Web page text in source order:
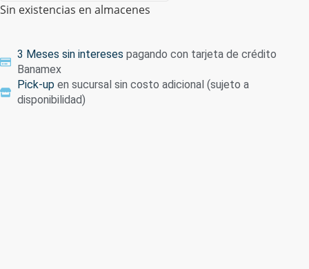
Sin existencias en almacenes
3 Meses sin intereses pagando con tarjeta de crédito
Banamex
Pick-up en sucursal sin costo adicional (sujeto a
disponibilidad)